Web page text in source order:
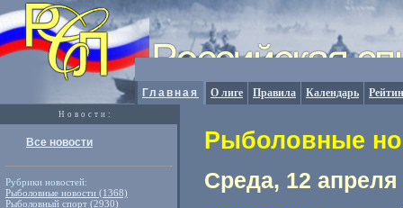
Главная О лиге Правила Календарь
Новости:
Все новости
Рубрики новостей:
Рыболовные новости (1368)
Рыболовный спорт (2930)
Рыболовные
Среда, 12 апреля